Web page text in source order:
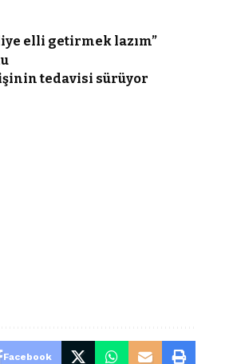
elli getirmek lazım”
tedavisi sürüyor
Facebook